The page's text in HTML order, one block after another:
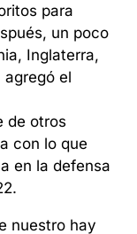
para
un poco
Inglaterra,
agregó el
de otros
con lo que
en la defensa
nuestro hay